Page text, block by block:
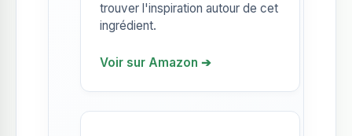
trouver l'inspiration autour de cet
ingrédient.
Voir sur Amazon ➔